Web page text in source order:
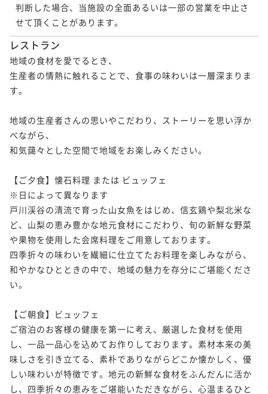
判断した場合、当施設の全面あるいは一部の営業を中止さ
せて頂くことがあります。
レストラン
地域の食材を愛でるとき、
生産者の情熱に触れることで、食事の味わいは一層深まりま
す。
地域の生産者さんの思いやこだわり、ストーリーを思い浮か
べながら、
和気藹々とした空間で地域をお楽しみください。
【ご夕食】懐石料理 または ビュッフェ
※日によって異なります
戸川渓谷の清流で育った山女魚をはじめ、信玄鶏や梨北米な
ど、山梨の恵み豊かな地元食材にこだわり、旬の新鮮な野菜
や果物を使用した会席料理をご用意しております。
四季折々の味わいを繊細に仕立てたお料理を楽しみながら、
和やかなひとときの中で、地域の魅力を存分にご堪能くださ
い。
【ご朝食】ビュッフェ
ご宿泊のお客様の健康を第一に考え、厳選した食材を使用
し、一品一品心を込めてお作りしております。素材本来の美
味しさを引き立てる、素朴でありながらどこか懐かしく、優
しい味わいが特徴です。地元の新鮮な食材をふんだんに活か
し、四季折々の恵みをご堪能いただきながら、心温まるひと